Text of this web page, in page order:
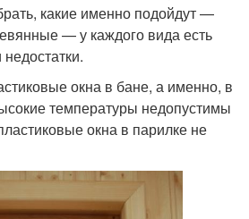
какие именно подойдут —
— у каждого вида есть
окна в бане, а именно, в
температуры недопустимы
окна в парилке не